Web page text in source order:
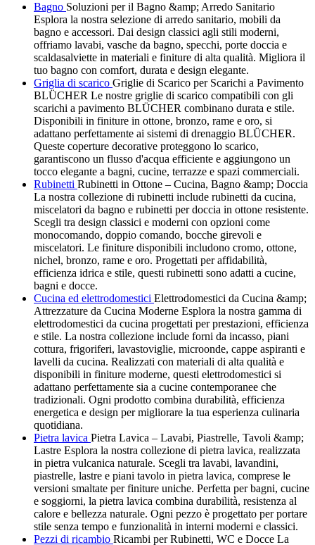
Bagno Soluzioni per il Bagno &amp; Arredo Sanitario
Esplora la nostra selezione di arredo sanitario, mobili da
bagno e accessori. Dai design classici agli stili moderni,
offriamo lavabi, vasche da bagno, specchi, porte doccia e
scaldasalviette in materiali e finiture di alta qualità. Migliora il
tuo bagno con comfort, durata e design elegante.
Griglia di scarico Griglie di Scarico per Scarichi a Pavimento
BLÜCHER Le nostre griglie di scarico compatibili con gli
scarichi a pavimento BLÜCHER combinano durata e stile.
Disponibili in finiture in ottone, bronzo, rame e oro, si
adattano perfettamente ai sistemi di drenaggio BLÜCHER.
Queste coperture decorative proteggono lo scarico,
garantiscono un flusso d'acqua efficiente e aggiungono un
tocco elegante a bagni, cucine, terrazze e spazi commerciali.
Rubinetti Rubinetti in Ottone – Cucina, Bagno &amp; Doccia
La nostra collezione di rubinetti include rubinetti da cucina,
miscelatori da bagno e rubinetti per doccia in ottone resistente.
Scegli tra design classici e moderni con opzioni come
monocomando, doppio comando, bocche girevoli e
miscelatori. Le finiture disponibili includono cromo, ottone,
nichel, bronzo, rame e oro. Progettati per affidabilità,
efficienza idrica e stile, questi rubinetti sono adatti a cucine,
bagni e docce.
Cucina ed elettrodomestici Elettrodomestici da Cucina &amp;
Attrezzature da Cucina Moderne Esplora la nostra gamma di
elettrodomestici da cucina progettati per prestazioni, efficienza
e stile. La nostra collezione include forni da incasso, piani
cottura, frigoriferi, lavastoviglie, microonde, cappe aspiranti e
lavelli da cucina. Realizzati con materiali di alta qualità e
disponibili in finiture moderne, questi elettrodomestici si
adattano perfettamente sia a cucine contemporanee che
tradizionali. Ogni prodotto combina durabilità, efficienza
energetica e design per migliorare la tua esperienza culinaria
quotidiana.
Pietra lavica Pietra Lavica – Lavabi, Piastrelle, Tavoli &amp;
Lastre Esplora la nostra collezione di pietra lavica, realizzata
in pietra vulcanica naturale. Scegli tra lavabi, lavandini,
piastrelle, lastre e piani tavolo in pietra lavica, comprese le
versioni smaltate per finiture uniche. Perfetta per bagni, cucine
e soggiorni, la pietra lavica combina durabilità, resistenza al
calore e bellezza naturale. Ogni pezzo è progettato per portare
stile senza tempo e funzionalità in interni moderni e classici.
Pezzi di ricambio Ricambi per Rubinetti, WC e Docce La